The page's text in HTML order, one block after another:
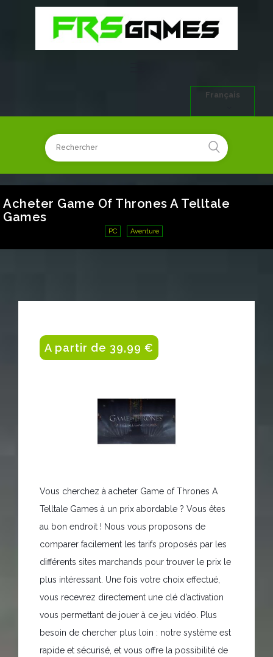
Français
Acheter Game Of Thrones A Telltale
Games
PC Aventure
A partir de 39,99 €
Vous cherchez à acheter Game of Thrones A
Telltale Games à un prix abordable ? Vous êtes
au bon endroit ! Nous vous proposons de
comparer facilement les tarifs proposés par les
différents sites marchands pour trouver le prix le
plus intéressant. Une fois votre choix effectué,
vous recevrez directement une clé d'activation
vous permettant de jouer à ce jeu vidéo. Plus
besoin de chercher plus loin : notre système est
rapide et sécurisé, et vous offre la possibilité de